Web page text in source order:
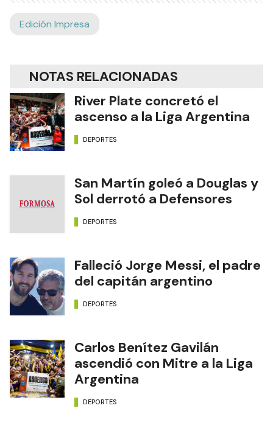
Edición Impresa
NOTAS RELACIONADAS
River Plate concretó el
ascenso a la Liga Argentina
DEPORTES
San Martín goleó a Douglas y
Sol derrotó a Defensores
DEPORTES
Falleció Jorge Messi, el padre
del capitán argentino
DEPORTES
Carlos Benítez Gavilán
ascendió con Mitre a la Liga
Argentina
DEPORTES